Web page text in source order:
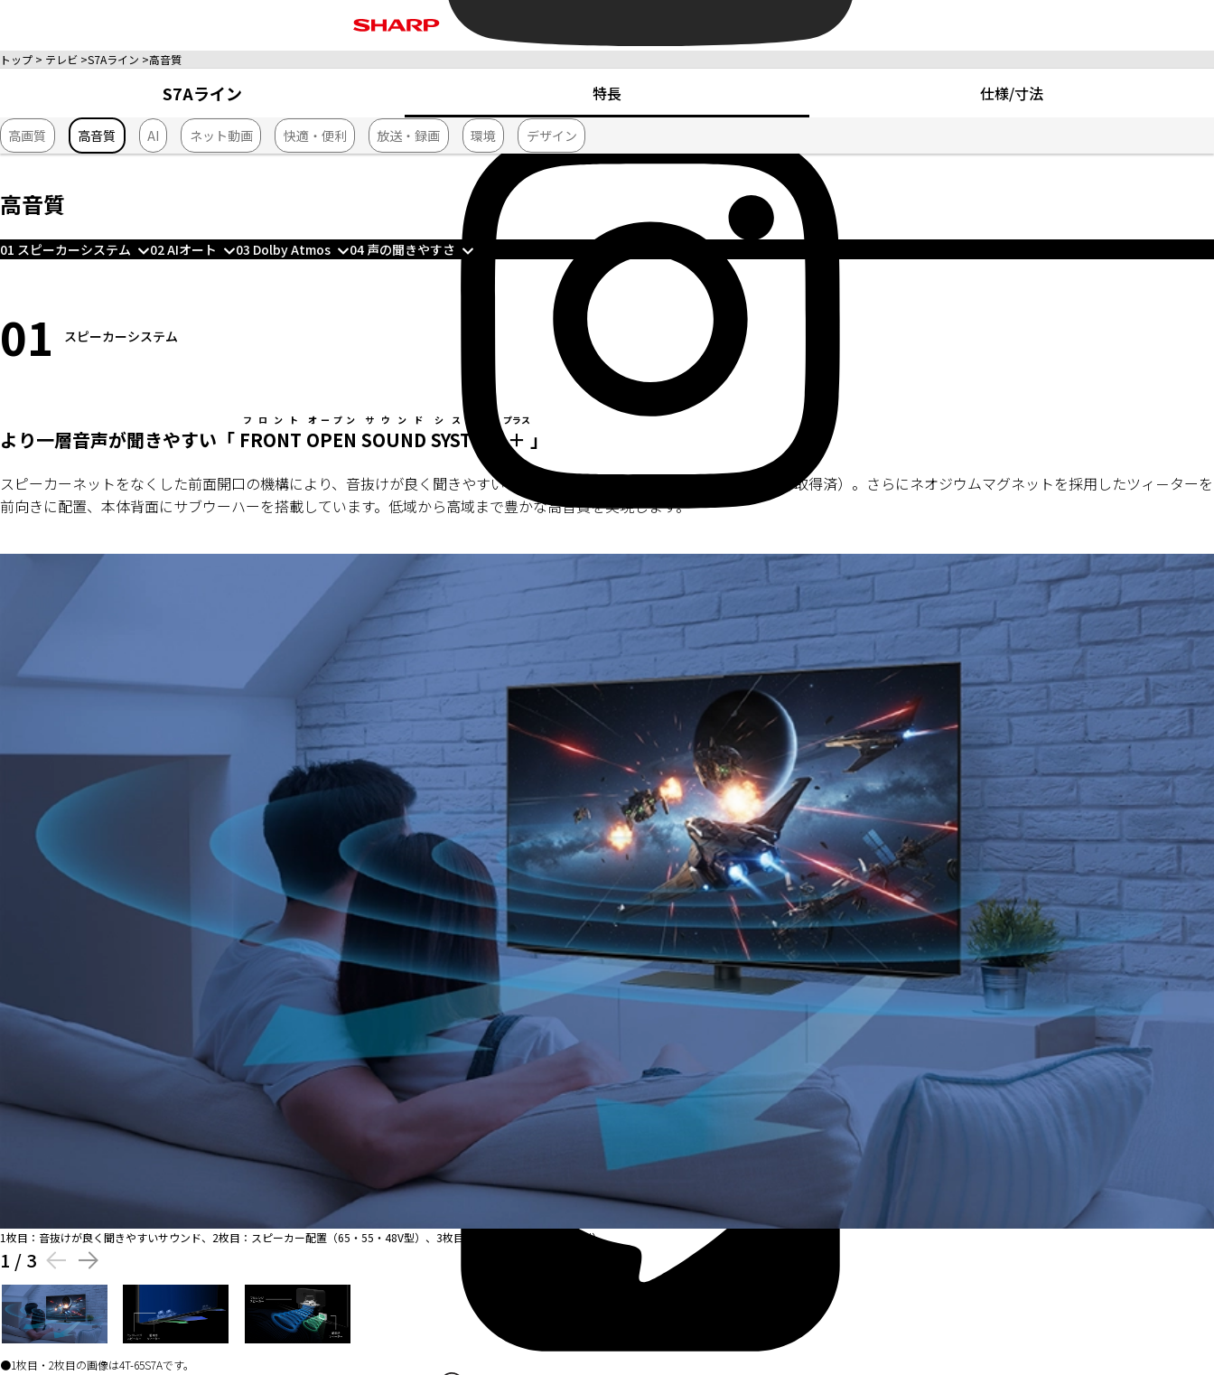
トップ テレビ S7Aライン 高音質
S7Aライン 特長
高画質 高音質 AI ネット動画 快適・便利 放送・録画 環境 デザイン
仕様/寸法
高音質
01 スピーカーシステム 02 AIオート 03 Dolby Atmos 04 声の聞きやすさ
01 スピーカーシステム
より一層音声が聞きやすい 「 FRONT
フロント
OPEN
オープン
SOUND
サウンド
SYSTEM
システム
＋
プラス
」
スピーカーネットをなくした前面開口の機構により、音抜けが良く聞きやすいサウンドをダイレクトに届けます（関連特許取得済）。さらにネオジウムマグネットを採用したツィ－ターを
前向きに配置、本体背面にサブウーハーを搭載しています。低域から高域まで豊かな高音質を実現します。
1枚目：音抜けが良く聞きやすいサウンド、2枚目：スピーカー配置（65・55・48V型）、3枚目：スピーカー配置（42V型）
1 / 3
1枚目・2枚目の画像は4T-65S7Aです。